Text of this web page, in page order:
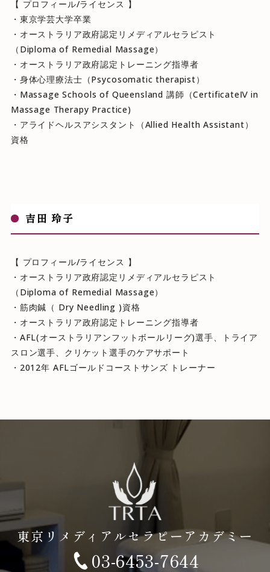
【 プロフィール/ライセンス 】
・東京学芸大学卒業
・オーストラリア政府認定リメディアルセラピスト
（Diploma of Remedial Massage）
・オーストラリア政府認定トレーニング指導者
・身体心理療法士（Psycosomatic therapist）
・Massage Schools of Queensland 講師（CertificateⅣ in
Massage Therapy Practice)
・アライドヘルスアシスタント（Allied Health Assistant）
資格
吉田 玲子
【 プロフィール/ライセンス 】
・オーストラリア政府認定リメディアルセラピスト
（Diploma of Remedial Massage）
・筋肉鍼（ Dry Needling )資格
・オーストラリア政府認定トレーニング指導者
・AFL(オーストラリアンフットボールリーグ)選手、トライア
スロン選手、クリケット選手のケアサポート
・2012年 AFLゴールドコーストサンズ トレーナー
東京リメディアルセラピーアカデミー
03-6453-7644